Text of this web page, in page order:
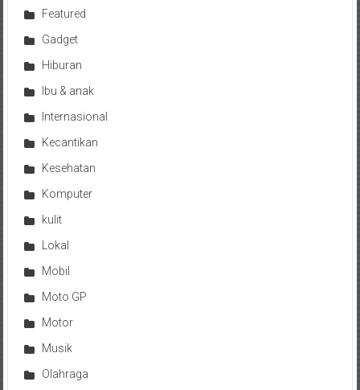
Featured
Gadget
Hiburan
Ibu & anak
Internasional
Kecantikan
Kesehatan
Komputer
kulit
Lokal
Mobil
Moto GP
Motor
Musik
Olahraga